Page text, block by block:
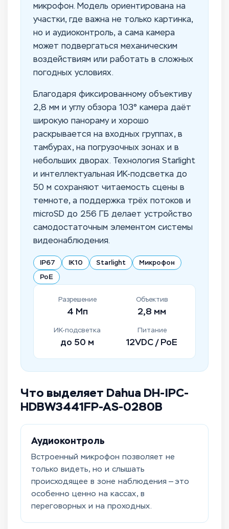
микрофон. Модель ориентирована на
участки, где важна не только картинка,
но и аудиоконтроль, а сама камера
может подвергаться механическим
воздействиям или работать в сложных
погодных условиях.
Благодаря фиксированному объективу
2,8 мм и углу обзора 103° камера даёт
широкую панораму и хорошо
раскрывается на входных группах, в
тамбурах, на погрузочных зонах и в
небольших дворах. Технология Starlight
и интеллектуальная ИК-подсветка до
50 м сохраняют читаемость сцены в
темноте, а поддержка трёх потоков и
microSD до 256 ГБ делает устройство
самодостаточным элементом системы
видеонаблюдения.
IP67 IK10 Starlight
Микрофон
PoE
Разрешение
4 Мп
Объектив
2,8 мм
ИК-подсветка
до 50 м
Питание
12VDC / PoE
Что выделяет Dahua DH-IPC-
HDBW3441FP-AS-0280B
Аудиоконтроль
Встроенный микрофон позволяет не
только видеть, но и слышать
происходящее в зоне наблюдения — это
особенно ценно на кассах, в
переговорных и на проходных.